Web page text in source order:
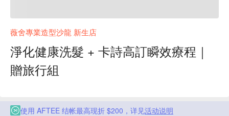
薇舍專業造型沙龍 新生店
淨化健康洗髮 + 卡詩高訂瞬效療程｜
贈旅行組
使用 AFTEE 结帐最高现折 $200，详见活动说明